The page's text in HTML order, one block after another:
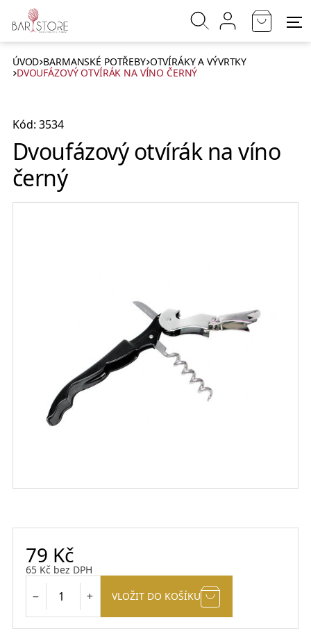
ÚVOD BARMANSKÉ POTŘEBY OTVÍRÁKY A VÝVRTKY
DVOUFÁZOVÝ OTVÍRÁK NA VÍNO ČERNÝ
Kód: 3534
Dvoufázový otvírák na víno
černý
79 Kč
65 Kčbez DPH
VLOŽIT DO KOŠÍKU